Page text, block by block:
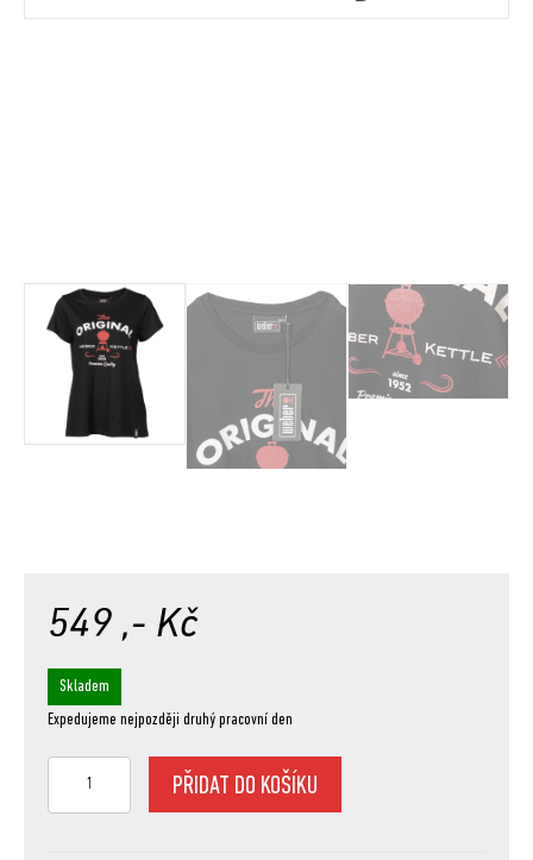
549 ,- Kč
Skladem
Expedujeme nejpozději druhý pracovní den
PŘIDAT DO KOŠÍKU